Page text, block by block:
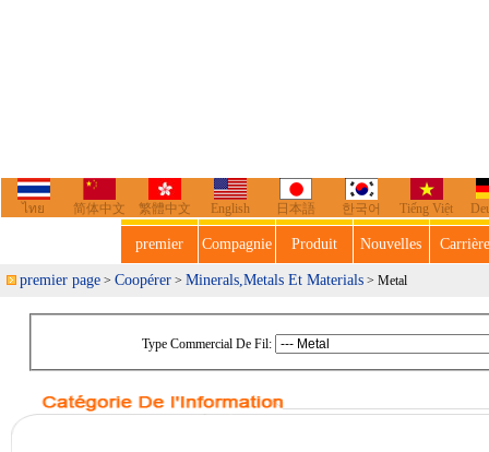
ไทย 简体中文 繁體中文 English 日本語 한국어 Tiếng Việt
premier Compagnie Produit Nouvelles
premier page > Coopérer > Minerals,Metals Et Materials > Metal
Type Commercial De Fil: